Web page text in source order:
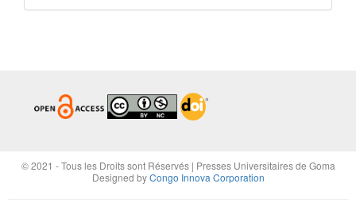
© 2021 - Tous les Droits sont Réservés | Presses Universitaires de Goma
Designed byCongo Innova Corporation